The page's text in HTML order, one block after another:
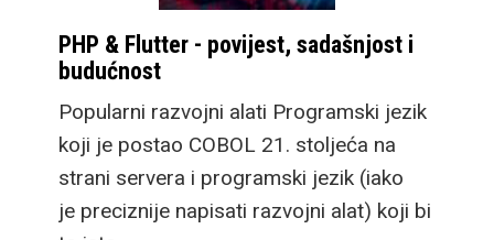
PHP & Flutter - povijest, sadašnjost i
budućnost
Popularni razvojni alati Programski jezik
koji je postao COBOL 21. stoljeća na
strani servera i programski jezik (iako
je preciznije napisati razvojni alat) koji bi